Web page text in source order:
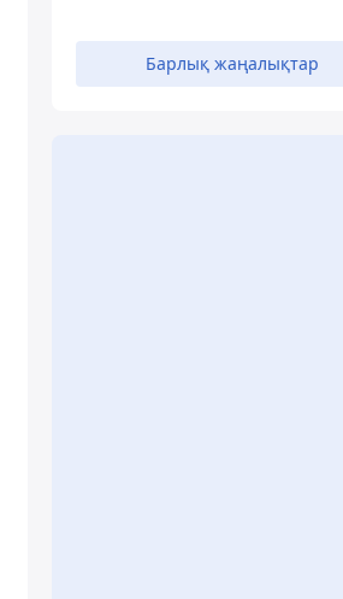
Барлық жаңалықтар